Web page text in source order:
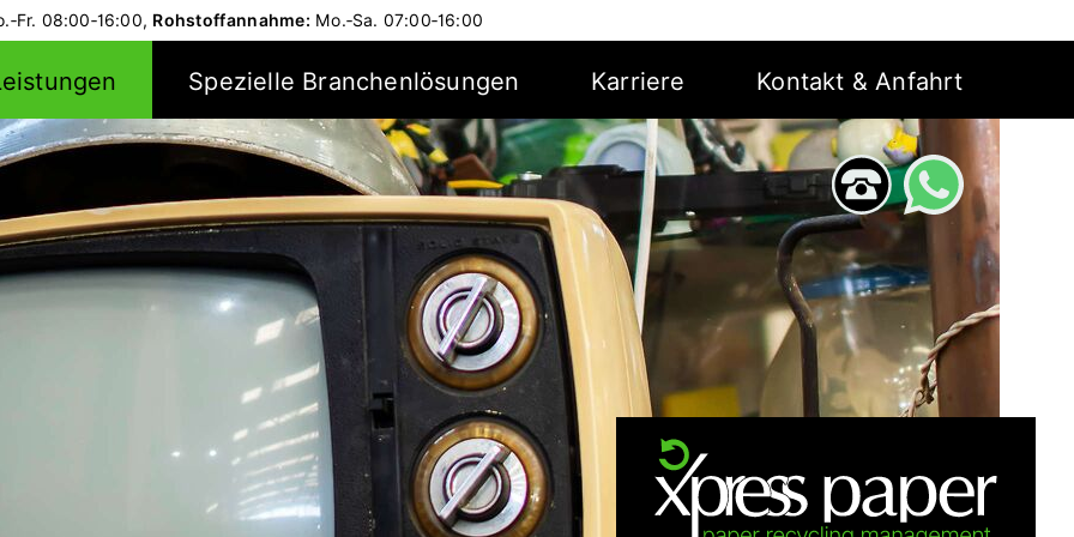
08:00‑16:00, Rohstoffannahme: Mo.‑Sa. 07:00‑16:00
Spezielle Branchenlösungen Karriere Kontakt & Anfahrt